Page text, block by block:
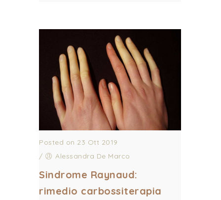
Posted on 23 Ott 2019
/
Alessandra De Marco
Sindrome Raynaud:
rimedio carbossiterapia